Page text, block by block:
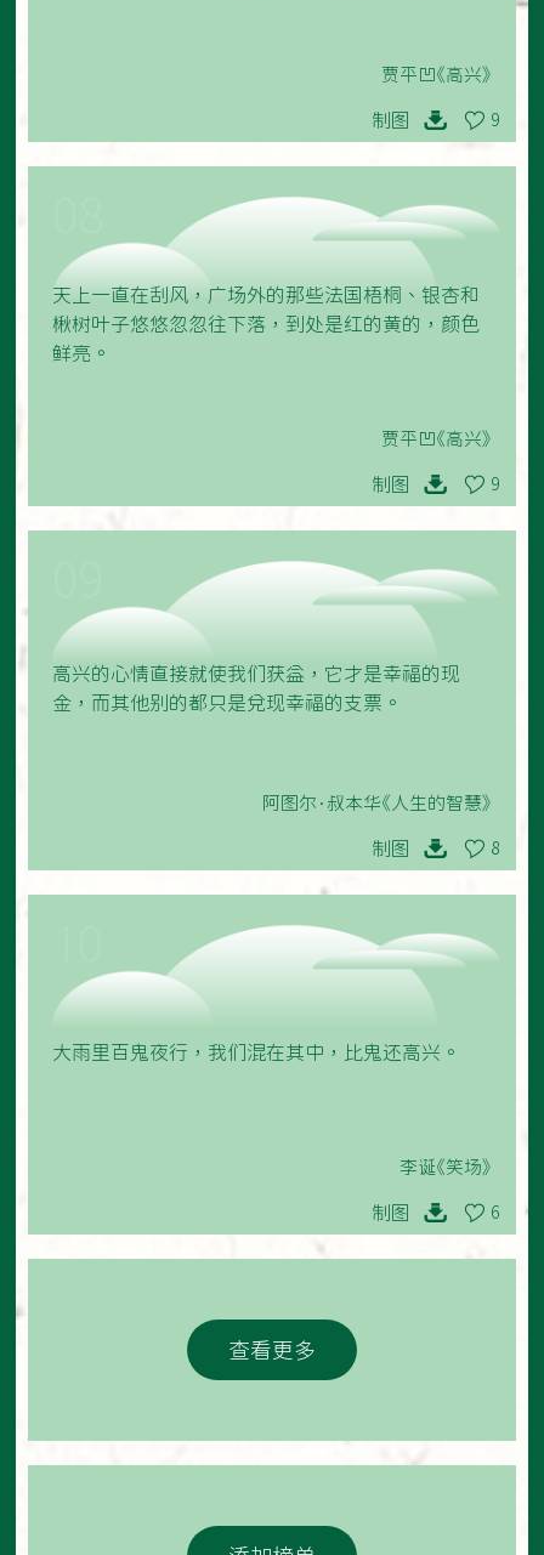
贾平凹《高兴》
制图 9
天上一直在刮风，广场外的那些法国梧桐、银杏和
楸树叶子悠悠忽忽往下落，到处是红的黄的，颜色
鲜亮。
贾平凹《高兴》
制图 9
高兴的心情直接就使我们获益，它才是幸福的现
金，而其他别的都只是兑现幸福的支票。
阿图尔·叔本华《人生的智慧》
制图 8
大雨里百鬼夜行，我们混在其中，比鬼还高兴。
李诞《笑场》
制图 6
查看更多